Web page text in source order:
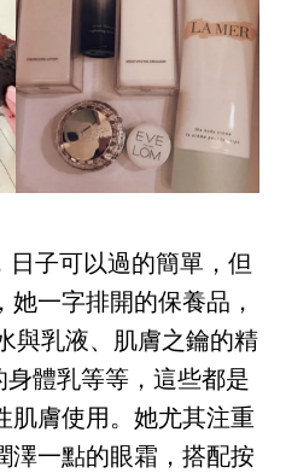
日子可以過的簡單，但
一字排開的保養品，
與乳液、肌膚之鑰的精
身體乳等等，這些都是
肌膚使用。她尤其注重
澤一點的眼霜，搭配按